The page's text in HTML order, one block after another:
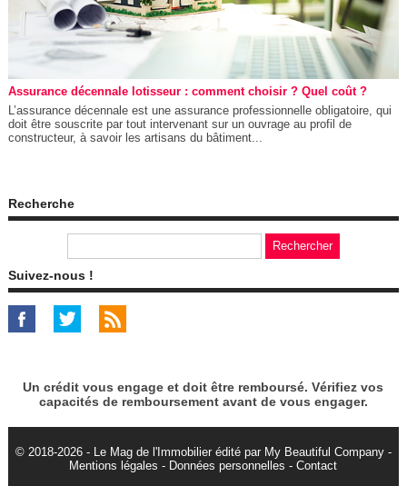
Assurance décennale lotisseur : comment choisir ? Quel coût ?
L’assurance décennale est une assurance professionnelle obligatoire, qui
doit être souscrite par tout intervenant sur un ouvrage au profil de
constructeur, à savoir les artisans du bâtiment...
Recherche
Suivez-nous !
Un crédit vous engage et doit être remboursé. Vérifiez vos
capacités de remboursement avant de vous engager.
© 2018-2026 - Le Mag de l'Immobilier édité par My Beautiful Company -
Mentions légales - Données personnelles -Contact